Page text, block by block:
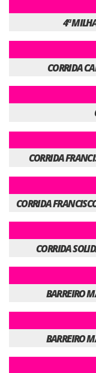
4ª
CORRIDA
CORRIDA
CORRIDA
CORRIDA
BARREIRO
BARREIRO